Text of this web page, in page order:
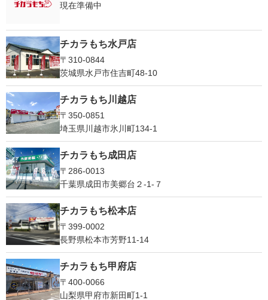
現在準備中
チカラもち水戸店
〒310-0844
茨城県水戸市住吉町48-10
チカラもち川越店
〒350-0851
埼玉県川越市氷川町134-1
チカラもち成田店
〒286-0013
千葉県成田市美郷台２‐1‐７
チカラもち松本店
〒399-0002
長野県松本市芳野11-14
チカラもち甲府店
〒400-0066
山梨県甲府市新田町1-1